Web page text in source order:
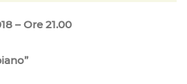
– Ore 21.00